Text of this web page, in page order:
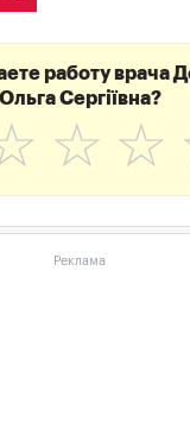
работу врача
Ольга Сергіївна?
☆
☆
Реклама